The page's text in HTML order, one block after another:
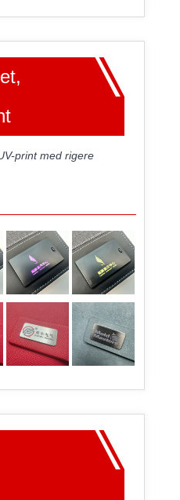
print med rigere